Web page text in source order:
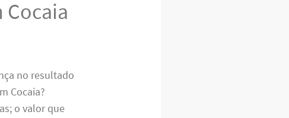
no resultado
Cocaia?
o valor que